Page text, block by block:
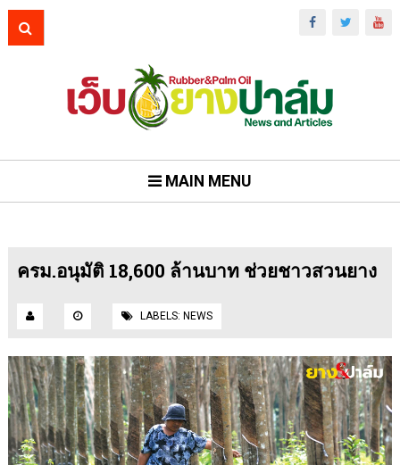
MAIN MENU
ครม.อนุมัติ 18,600 ล้านบาท ช่วยชาวสวนยาง
LABELS: NEWS